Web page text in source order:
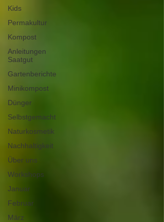
Kids
Permakultur
Kompost
Anleitungen
Saatgut
Gartenberichte
Minikompost
Dünger
Selbstgemacht
Naturkosmetik
Nachhaltigkeit
Über uns
Workshops
Januar
Februar
März